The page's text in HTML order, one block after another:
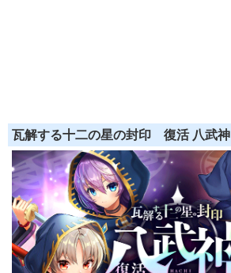
瓦解する十二の星の封印 復活 八武神